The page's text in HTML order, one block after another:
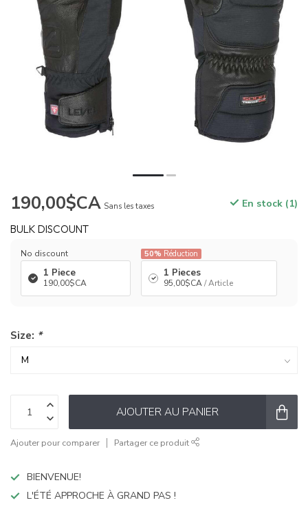
190,00$CA Sans les taxes
En stock (1)
BULK DISCOUNT
No discount
1 Piece
190,00$CA
50% Réduction
1 Pieces
95,00$CA/ Article
Size: *
AJOUTER AU PANIER
Ajouter pour comparer Partager ce produit
BIENVENUE!
L'ÉTÉ APPROCHE À GRAND PAS !